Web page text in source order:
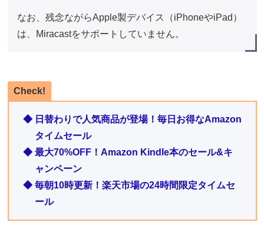
なお、残念ながらApple製デバイス（iPhoneやiPad）
は、Miracastをサポートしていません。
Check!
◆ 日替わりで人気商品が登場！毎日お得なAmazon
タイムセール
◆ 最大70%OFF！Amazon Kindle本のセール&キ
ャンペーン
◆ 毎朝10時更新！楽天市場の24時間限定タイムセ
ール